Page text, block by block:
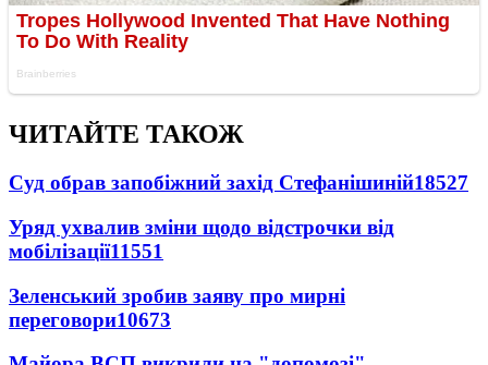
ЧИТАЙТЕ ТАКОЖ
Суд обрав запобіжний захід Стефанішиній18527
Уряд ухвалив зміни щодо відстрочки від
мобілізації11551
Зеленський зробив заяву про мирні
переговори10673